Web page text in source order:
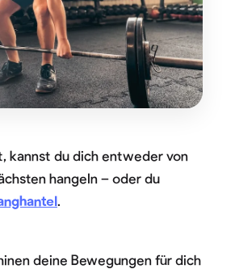
kannst du dich entweder von
hangeln – oder du
.
deine Bewegungen für dich